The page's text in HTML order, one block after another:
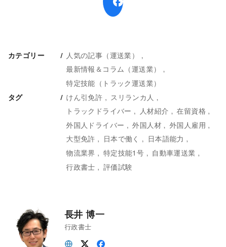
カテゴリー
人気の記事（運送業）
最新情報＆コラム（運送業）
特定技能（トラック運送業）
タグ けん引免許
スリランカ人
トラックドライバー
人材紹介
在留資格
外国人ドライバー
外国人材
外国人雇用
大型免許
日本で働く
日本語能力
物流業界
特定技能1号
自動車運送業
行政書士
評価試験
長井 博一
行政書士